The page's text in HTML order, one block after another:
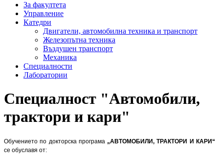
За факултета
Управление
Катедри
Двигатели, автомобилна техника и транспорт
Железопътна техника
Въздушен транспорт
Механика
Специалности
Лаборатории
Специалност "Автомобили,
трактори и кари"
Обучението по докторска програма„АВТОМОБИЛИ, ТРАКТОРИ И КАРИ“
се обус­лавя от: